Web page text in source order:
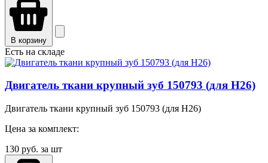
В корзину
Есть на складе
Двигатель ткани крупный зуб 150793 (для H26)
Двигатель ткани крупный зуб 150793 (для H26)
Цена за комплект:
130 руб. за шт